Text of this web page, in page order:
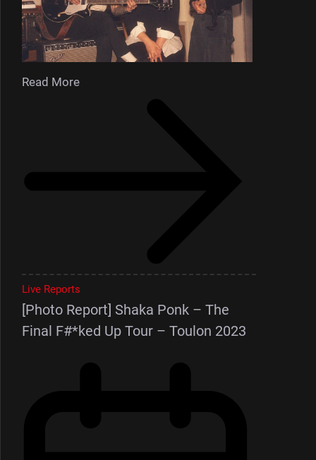
Read More
Live Reports
[Photo Report] Shaka Ponk – The
Final F#*ked Up Tour – Toulon 2023